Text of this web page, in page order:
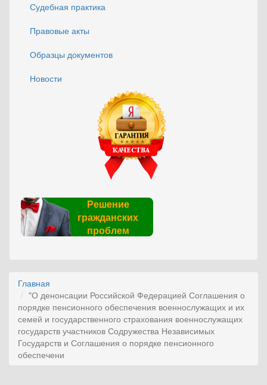
Судебная практика
Правовые акты
Образцы документов
Новости
Решение
гражданских
проблем
Главная
"О денонсации Российской Федерацией Соглашения о
порядке пенсионного обеспечения военнослужащих и их
семей и государственного страхования военнослужащих
государств участников Содружества Независимых
Государств и Соглашения о порядке пенсионного
обеспечени